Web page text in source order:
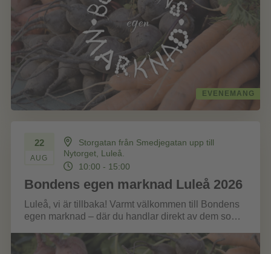
EVENEMANG
22
AUG
Storgatan från Smedjegatan upp till
Nytorget, Luleå.
10:00 - 15:00
Bondens egen marknad Luleå 2026
Luleå, vi är tillbaka! Varmt välkommen till Bondens
egen marknad – där du handlar direkt av dem som